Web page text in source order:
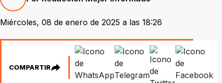
Miércoles, 08 de enero de 2025 a las 18:26
COMPARTIR